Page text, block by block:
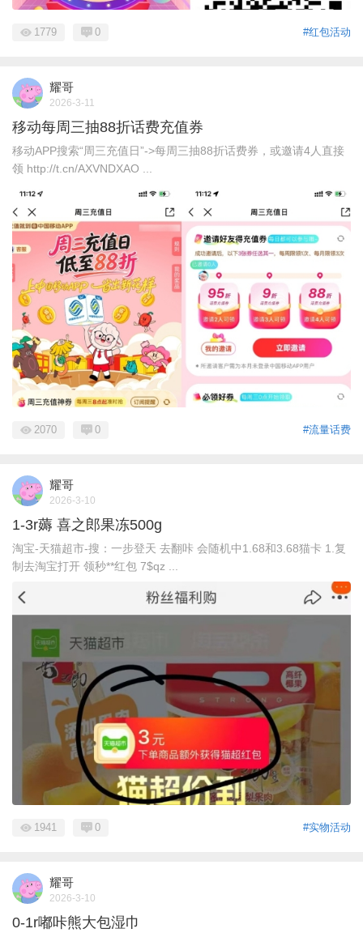
#红包活动
1779 0
耀哥
2026-3-11
移动每周三抽88折话费充值券
移动APP搜索“周三充值日”->每周三抽88折话费券，或邀请4人直接
领 http://t.cn/AXVNDXAO ...
#流量话费
2070 0
耀哥
2026-3-10
1-3r薅 喜之郎果冻500g
淘宝-天猫超市-搜：一步登天 去翻咔 会随机中1.68和3.68猫卡 1.复
制去淘宝打开 领秒**红包 7$qz ...
#实物活动
1941 0
耀哥
2026-3-10
0-1r嘟咔熊大包湿巾